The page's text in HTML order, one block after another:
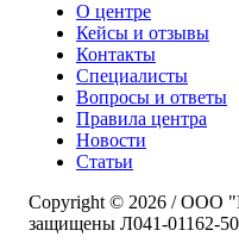
О центре
Кейсы и отзывы
Контакты
Специалисты
Вопросы и ответы
Правила центра
Новости
Статьи
Copyright © 2026 / ООО
защищены Л041-01162-